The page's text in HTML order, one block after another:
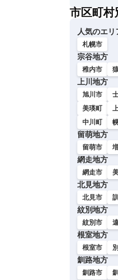
市区町村
人気のエリ
札幌市
宗谷地方
稚内市
上川地方
旭川市
美瑛町
中川町
留萌地方
留萌市
網走地方
網走市
北見地方
北見市
紋別地方
紋別市
根室地方
根室市
釧路地方
釧路市